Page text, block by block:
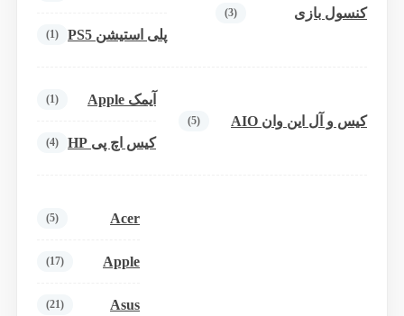
کنسول بازی (3)
پلی استیشن PS5 (1)
کیس و آل این وان AIO (5)
آیمک Apple (1)
کیس اچ پی HP (4)
Acer
(5)
Apple
(17)
Asus
(21)